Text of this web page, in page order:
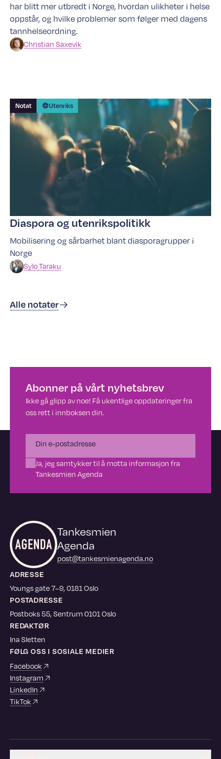
har blitt mer utbredt i Norge, hvordan ulikheter i helse
oppstår, og hvilke problemer som følger med dagens
tannhelseordning.
Christian Saxevik
Diaspora og utenrikspolitikk
Mobilisering og sårbarhet blant diasporagrupper i
Norge
Notat Utenriks
SyloTaraku
Alle notater
Abonner på vårt nyhetsbrev
Ikke gå glipp av noe! Få ukentlige oppdateringer fra
oss rett i innboksen din.
Ja, jeg samtykker til å motta informasjon fra
Tankesmien Agenda
Tankesmien
Agenda
post@tankesmienagenda.no
ADRESSE
Youngs gate 7–9, 0181 Oslo
POSTADRESSE
Postboks 55, Sentrum 0101 Oslo
REDAKTØR
Ina Sletten
FØLG OSS I SOSIALE MEDIER
Facebook
Instagram
LinkedIn
TikTok